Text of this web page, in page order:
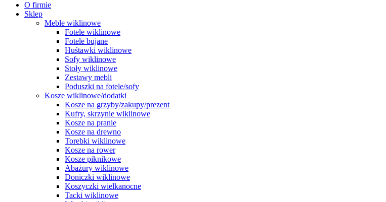
O firmie
Sklep
Meble wiklinowe
Fotele wiklinowe
Fotele bujane
Huśtawki wiklinowe
Sofy wiklinowe
Stoły wiklinowe
Zestawy mebli
Poduszki na fotele/sofy
Kosze wiklinowe/dodatki
Kosze na grzyby/zakupy/prezent
Kufry, skrzynie wiklinowe
Kosze na pranie
Kosze na drewno
Torebki wiklinowe
Kosze na rower
Kosze piknikowe
Abażury wiklinowe
Doniczki wiklinowe
Koszyczki wielkanocne
Tacki wiklinowe